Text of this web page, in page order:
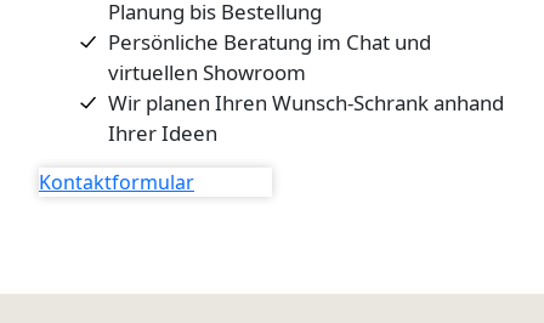
Planung bis Bestellung
Persönliche Beratung im Chat und
virtuellen Showroom
Wir planen Ihren Wunsch-Schrank anhand
Ihrer Ideen
Kontaktformular